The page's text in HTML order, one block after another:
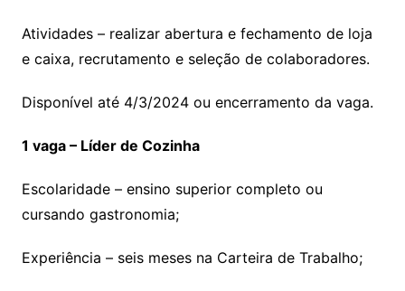
Atividades – realizar abertura e fechamento de loja
e caixa, recrutamento e seleção de colaboradores.
Disponível até 4/3/2024 ou encerramento da vaga.
1 vaga – Líder de Cozinha
Escolaridade – ensino superior completo ou
cursando gastronomia;
Experiência – seis meses na Carteira de Trabalho;